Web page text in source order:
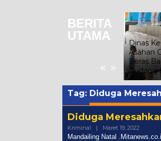
BERITA
UTAMA
« »
Ribuan Bendera Merah Putih
Dinas
Asahan
Beras
Gudang
Tag: Diduga
Diduga
Kriminal | Maret 19, 2022
Admin
Mandailing Natal